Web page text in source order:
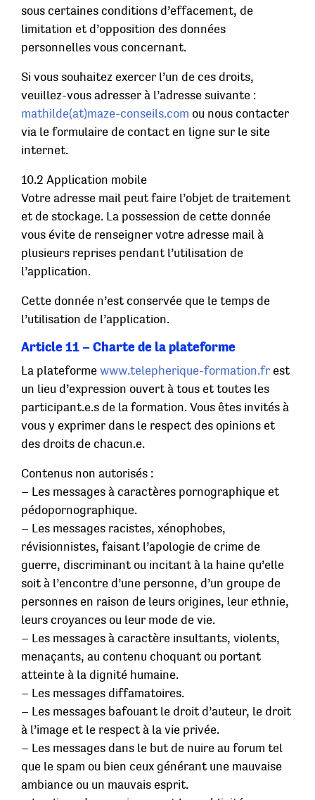
sous certaines conditions d’effacement, de
limitation et d’opposition des données
personnelles vous concernant.
Si vous souhaitez exercer l’un de ces droits,
veuillez-vous adresser à l’adresse suivante :
mathilde(at)maze-conseils.com ou nous contacter
via le formulaire de contact en ligne sur le site
internet.
10.2 Application mobile
Votre adresse mail peut faire l’objet de traitement
et de stockage. La possession de cette donnée
vous évite de renseigner votre adresse mail à
plusieurs reprises pendant l’utilisation de
l’application.
Cette donnée n’est conservée que le temps de
l’utilisation de l’application.
Article 11 – Charte de la plateforme
La plateforme www.telepherique-formation.fr est
un lieu d’expression ouvert à tous et toutes les
participant.e.s de la formation. Vous êtes invités à
vous y exprimer dans le respect des opinions et
des droits de chacun.e.
Contenus non autorisés :
– Les messages à caractères pornographique et
pédopornographique.
– Les messages racistes, xénophobes,
révisionnistes, faisant l’apologie de crime de
guerre, discriminant ou incitant à la haine qu’elle
soit à l’encontre d’une personne, d’un groupe de
personnes en raison de leurs origines, leur ethnie,
leurs croyances ou leur mode de vie.
– Les messages à caractère insultants, violents,
menaçants, au contenu choquant ou portant
atteinte à la dignité humaine.
– Les messages diffamatoires.
– Les messages bafouant le droit d’auteur, le droit
à l’image et le respect à la vie privée.
– Les messages dans le but de nuire au forum tel
que le spam ou bien ceux générant une mauvaise
ambiance ou un mauvais esprit.